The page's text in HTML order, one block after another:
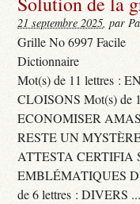
21 septembre 2025, par
Grille No 6997 Facile
Dictionnaire
Mot(s) de 11 lettres :
CLOISONS Mot(s) de
ECONOMISER
RESTE UN
ATTESTA CERTIFIA
EMBLÉMATIQUES
de 6 lettres : DIVERS